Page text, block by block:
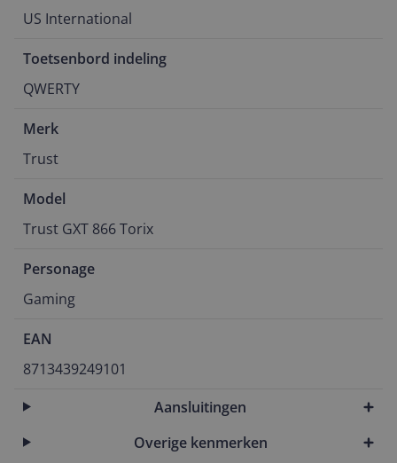
US International
Toetsenbord indeling
QWERTY
Merk
Trust
Model
Trust GXT 866 Torix
Personage
Gaming
EAN
8713439249101
Aansluitingen
Overige kenmerken